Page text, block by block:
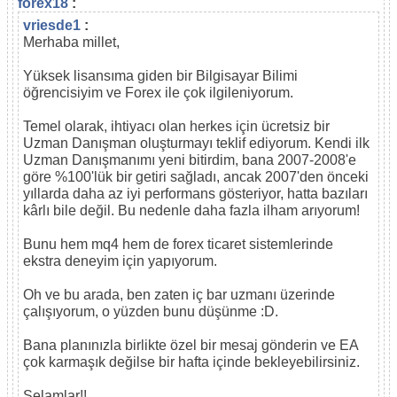
vriesde1 :
Merhaba millet,
Yüksek lisansıma giden bir Bilgisayar Bilimi
öğrencisiyim ve Forex ile çok ilgileniyorum.
Temel olarak, ihtiyacı olan herkes için ücretsiz bir
Uzman Danışman oluşturmayı teklif ediyorum. Kendi ilk
Uzman Danışmanımı yeni bitirdim, bana 2007-2008'e
göre %100'lük bir getiri sağladı, ancak 2007'den önceki
yıllarda daha az iyi performans gösteriyor, hatta bazıları
kârlı bile değil. Bu nedenle daha fazla ilham arıyorum!
Bunu hem mq4 hem de forex ticaret sistemlerinde
ekstra deneyim için yapıyorum.
Oh ve bu arada, ben zaten iç bar uzmanı üzerinde
çalışıyorum, o yüzden bunu düşünme :D.
Bana planınızla birlikte özel bir mesaj gönderin ve EA
çok karmaşık değilse bir hafta içinde bekleyebilirsiniz.